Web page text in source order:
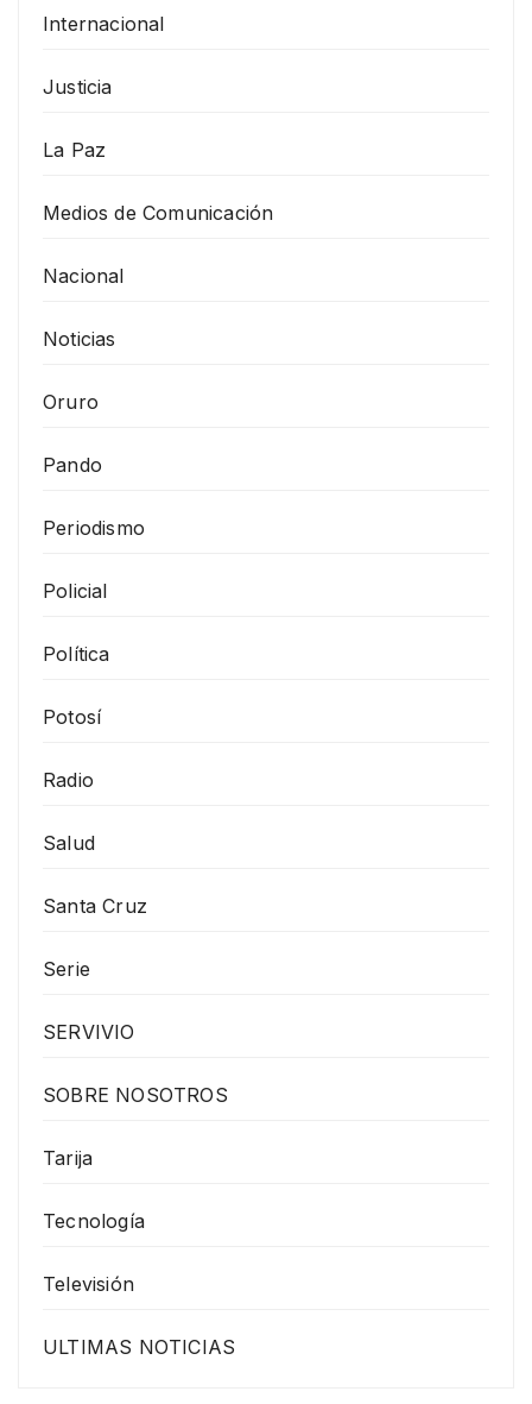
Internacional
Justicia
La Paz
Medios de Comunicación
Nacional
Noticias
Oruro
Pando
Periodismo
Policial
Política
Potosí
Radio
Salud
Santa Cruz
Serie
SERVIVIO
SOBRE NOSOTROS
Tarija
Tecnología
Televisión
ULTIMAS NOTICIAS